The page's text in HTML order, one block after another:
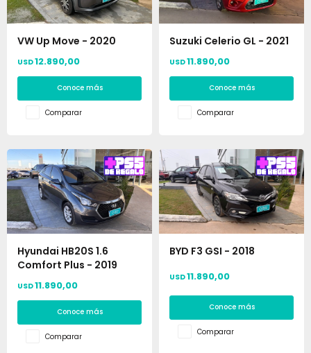
VW Up Move - 2020
USD12.890,00
Conoce más
Comparar
Suzuki Celerio GL - 2021
USD11.890,00
Conoce más
Comparar
Hyundai HB20S 1.6
Comfort Plus - 2019
USD11.890,00
Conoce más
Comparar
BYD F3 GSI - 2018
USD11.890,00
Conoce más
Comparar